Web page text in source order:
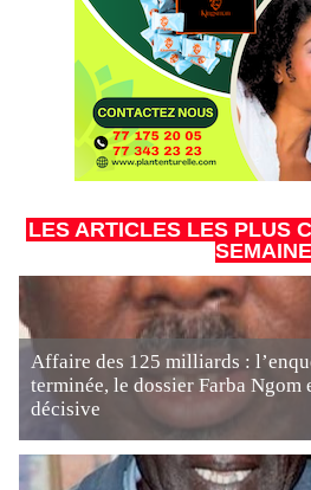
LES ARTICLES LES PLUS
SEMAINE
Affaire des 125 milliards :
terminée, le dossier Farba Ngom
décisive